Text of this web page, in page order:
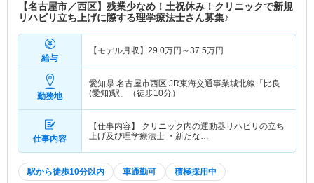
【名古屋市／西区】残業少なめ！土祝休み！クリニックで新規
リハビリ立ち上げに際する理学療法士さん募集♪
給与
【モデル月収】 29.0万円～37.5万円
勤務地
愛知県 名古屋市西区 JR東海交通事業城北線「比良
(愛知)駅」（徒歩10分）
仕事内容
【仕事内容】 クリニック内の運動器リハビリの立ち
上げ及び理学療法士 ・新たな…
駅から徒歩10分以内 車通勤可 積極採用中